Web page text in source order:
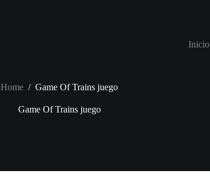
Inicio
Home / Game Of Trains juego
Game Of Trains juego